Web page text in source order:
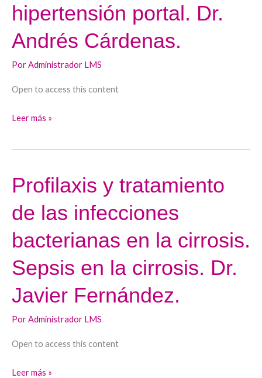
hipertensión portal. Dr.
Andrés Cárdenas.
PorAdministrador LMS
Open to access this content
varices
fúndicas
y
gastropatía
de
hipertensión
Dr.
Cárdenas.
Leer más »
Profilaxis y tratamiento
de las infecciones
bacterianas en la cirrosis.
Sepsis en la cirrosis. Dr.
Javier Fernández.
PorAdministrador LMS
Open to access this content
Profilaxis
y
tratamiento
las
bacterianas
en
la
cirrosis.
laLeer más »